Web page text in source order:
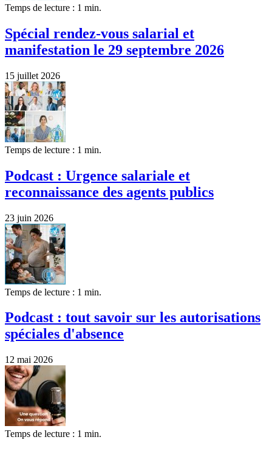
Temps de lecture : 1 min.
Spécial rendez-vous salarial et
manifestation le 29 septembre 2026
15 juillet 2026
Temps de lecture : 1 min.
Podcast : Urgence salariale et
reconnaissance des agents publics
23 juin 2026
Temps de lecture : 1 min.
Podcast : tout savoir sur les autorisations
spéciales d'absence
12 mai 2026
Temps de lecture : 1 min.